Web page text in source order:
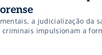
a judicialização da
criminais impulsionam a